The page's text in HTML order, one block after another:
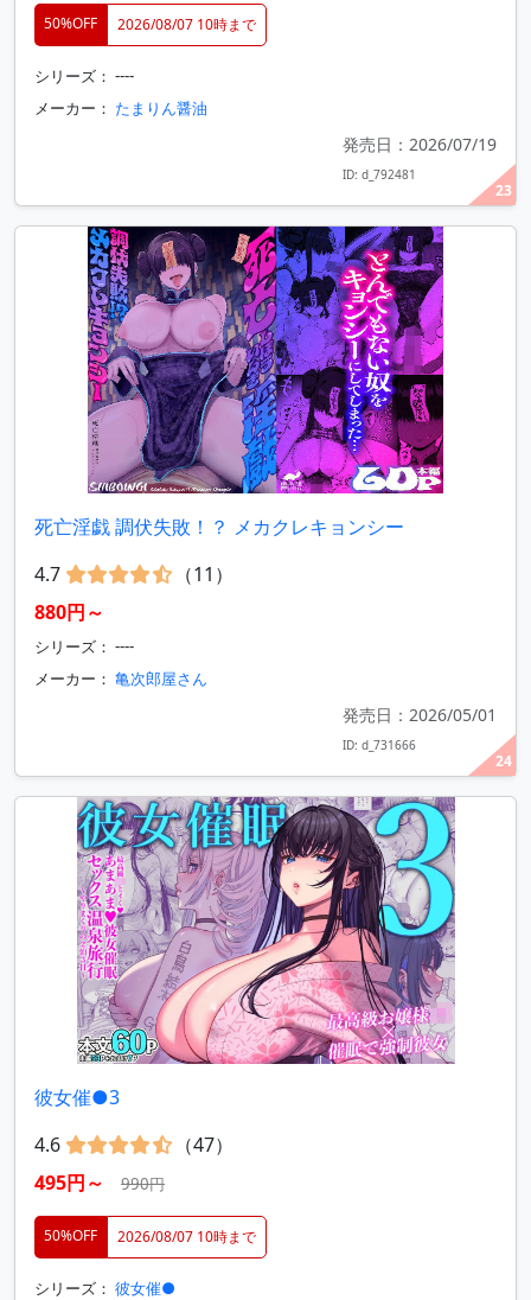
23
50%OFF 2026/08/07 10時まで
シリーズ： ----
メーカー： たまりん醤油
発売日：2026/07/19
ID: d_792481
24
死亡淫戯 調伏失敗！？ メカクレキョンシー
4.7
（11）
880円～
シリーズ： ----
メーカー： 亀次郎屋さん
発売日：2026/05/01
ID: d_731666
彼女催●3
4.6
（47）
495円～
990円
50%OFF 2026/08/07 10時まで
シリーズ： 彼女催●